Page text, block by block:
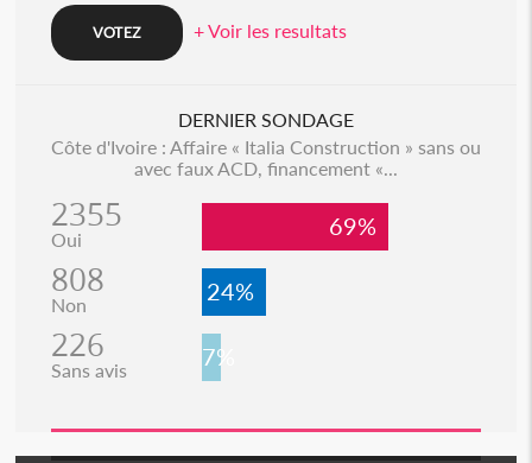
+ Voir les resultats
DERNIER SONDAGE
Côte d'Ivoire : Affaire « Italia Construction » sans ou
avec faux ACD, financement «...
2355
Oui 69%
808
Non 24%
226
Sans avis 7%